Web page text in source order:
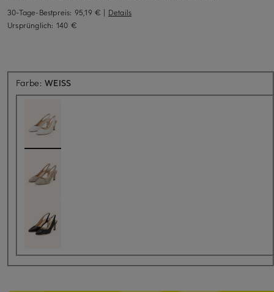
30-Tage-Bestpreis: 95,19 € | Details
Ursprünglich: 140 €
Farbe:WEISS